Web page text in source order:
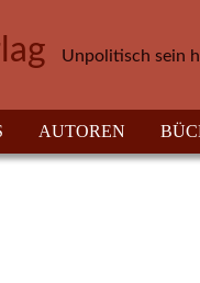
Unpolitisch sein
AUTOREN